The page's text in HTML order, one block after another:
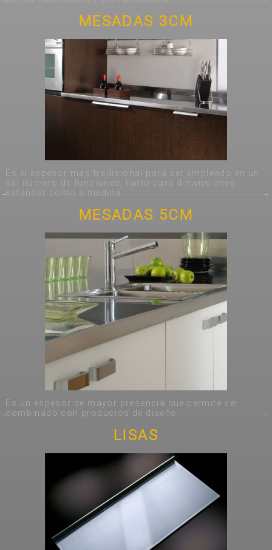
MESADAS 3CM
Es el espesor mas tradicional para ser empleado en un
sin número de funciones, tanto para dimensiones
estándar como a medida.
MESADAS 5CM
Es un espesor de mayor presencia que permite ser
combinado con productos de diseño.
LISAS